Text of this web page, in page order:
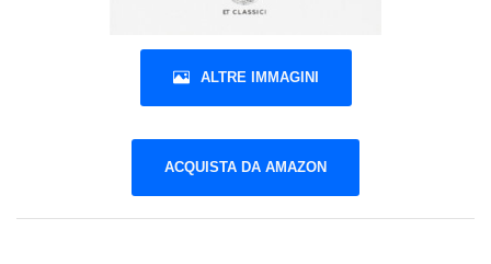
ALTRE IMMAGINI
ACQUISTA DA AMAZON